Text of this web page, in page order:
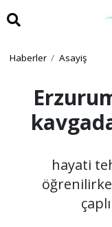
Haberler Asayiş
hayati